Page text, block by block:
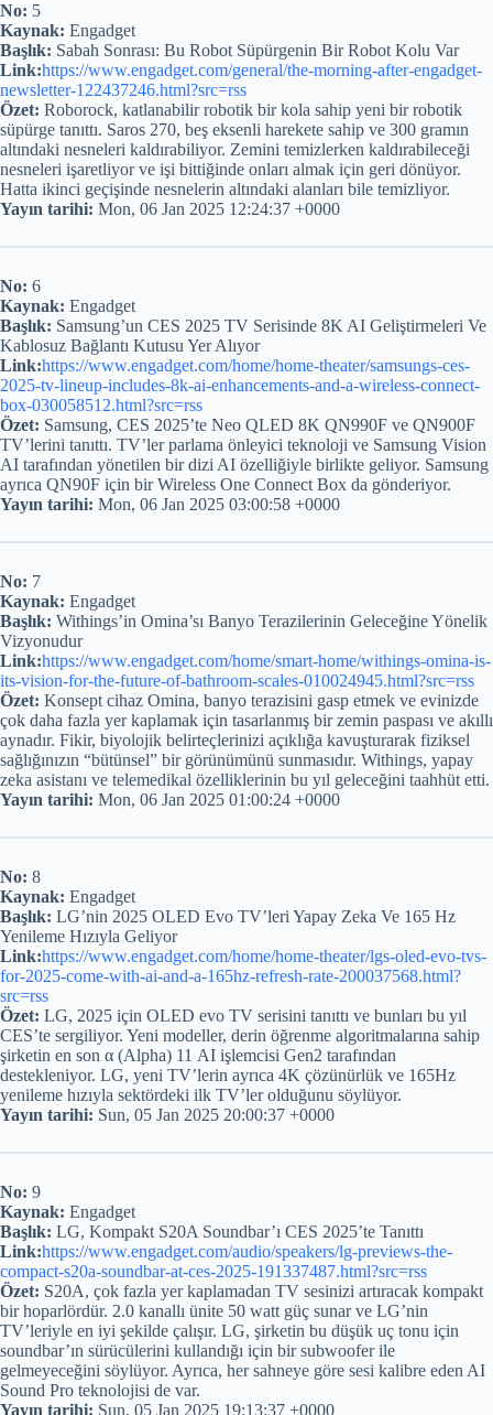
No: 5
Kaynak: Engadget
Başlık: Sabah Sonrası: Bu Robot Süpürgenin Bir Robot Kolu Var
Link:https://www.engadget.com/general/the-morning-after-engadget-
newsletter-122437246.html?src=rss
Özet: Roborock, katlanabilir robotik bir kola sahip yeni bir robotik
süpürge tanıttı. Saros 270, beş eksenli harekete sahip ve 300 gramın
altındaki nesneleri kaldırabiliyor. Zemini temizlerken kaldırabileceği
nesneleri işaretliyor ve işi bittiğinde onları almak için geri dönüyor.
Hatta ikinci geçişinde nesnelerin altındaki alanları bile temizliyor.
Yayın tarihi: Mon, 06 Jan 2025 12:24:37 +0000
No: 6
Kaynak: Engadget
Başlık: Samsung’un CES 2025 TV Serisinde 8K AI Geliştirmeleri Ve
Kablosuz Bağlantı Kutusu Yer Alıyor
Link:https://www.engadget.com/home/home-theater/samsungs-ces-
2025-tv-lineup-includes-8k-ai-enhancements-and-a-wireless-connect-
box-030058512.html?src=rss
Özet: Samsung, CES 2025’te Neo QLED 8K QN990F ve QN900F
TV’lerini tanıttı. TV’ler parlama önleyici teknoloji ve Samsung Vision
AI tarafından yönetilen bir dizi AI özelliğiyle birlikte geliyor. Samsung
ayrıca QN90F için bir Wireless One Connect Box da gönderiyor.
Yayın tarihi: Mon, 06 Jan 2025 03:00:58 +0000
No: 7
Kaynak: Engadget
Başlık: Withings’in Omina’sı Banyo Terazilerinin Geleceğine Yönelik
Vizyonudur
Link:https://www.engadget.com/home/smart-home/withings-omina-is-
its-vision-for-the-future-of-bathroom-scales-010024945.html?src=rss
Özet: Konsept cihaz Omina, banyo terazisini gasp etmek ve evinizde
çok daha fazla yer kaplamak için tasarlanmış bir zemin paspası ve akıllı
aynadır. Fikir, biyolojik belirteçlerinizi açıklığa kavuşturarak fiziksel
sağlığınızın “bütünsel” bir görünümünü sunmasıdır. Withings, yapay
zeka asistanı ve telemedikal özelliklerinin bu yıl geleceğini taahhüt etti.
Yayın tarihi: Mon, 06 Jan 2025 01:00:24 +0000
No: 8
Kaynak: Engadget
Başlık: LG’nin 2025 OLED Evo TV’leri Yapay Zeka Ve 165 Hz
Yenileme Hızıyla Geliyor
Link:https://www.engadget.com/home/home-theater/lgs-oled-evo-tvs-
for-2025-come-with-ai-and-a-165hz-refresh-rate-200037568.html?
src=rss
Özet: LG, 2025 için OLED evo TV serisini tanıttı ve bunları bu yıl
CES’te sergiliyor. Yeni modeller, derin öğrenme algoritmalarına sahip
şirketin en son α (Alpha) 11 AI işlemcisi Gen2 tarafından
destekleniyor. LG, yeni TV’lerin ayrıca 4K çözünürlük ve 165Hz
yenileme hızıyla sektördeki ilk TV’ler olduğunu söylüyor.
Yayın tarihi: Sun, 05 Jan 2025 20:00:37 +0000
No: 9
Kaynak: Engadget
Başlık: LG, Kompakt S20A Soundbar’ı CES 2025’te Tanıttı
Link:https://www.engadget.com/audio/speakers/lg-previews-the-
compact-s20a-soundbar-at-ces-2025-191337487.html?src=rss
Özet: S20A, çok fazla yer kaplamadan TV sesinizi artıracak kompakt
bir hoparlördür. 2.0 kanallı ünite 50 watt güç sunar ve LG’nin
TV’leriyle en iyi şekilde çalışır. LG, şirketin bu düşük uç tonu için
soundbar’ın sürücülerini kullandığı için bir subwoofer ile
gelmeyeceğini söylüyor. Ayrıca, her sahneye göre sesi kalibre eden AI
Sound Pro teknolojisi de var.
Yayın tarihi: Sun, 05 Jan 2025 19:13:37 +0000